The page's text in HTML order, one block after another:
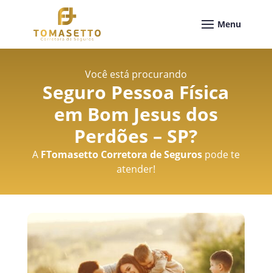
Você está procurando
Seguro Pessoa Física
em Bom Jesus dos
Perdões – SP?
A FTomasetto Corretora de Segurospode te
atender!